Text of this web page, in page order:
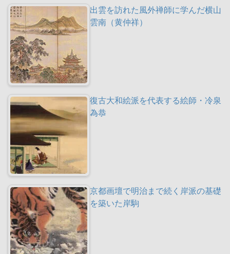
出雲を訪れた風外禅師に学んだ横山
雲南（黄仲祥）
復古大和絵派を代表する絵師・冷泉
為恭
京都画壇で明治まで続く岸派の基礎
を築いた岸駒